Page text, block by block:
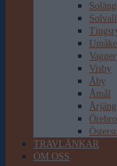
Visby
Åby
Åmål
Årjäng
Örebro
TRAVLÄNKAR
OM OSS